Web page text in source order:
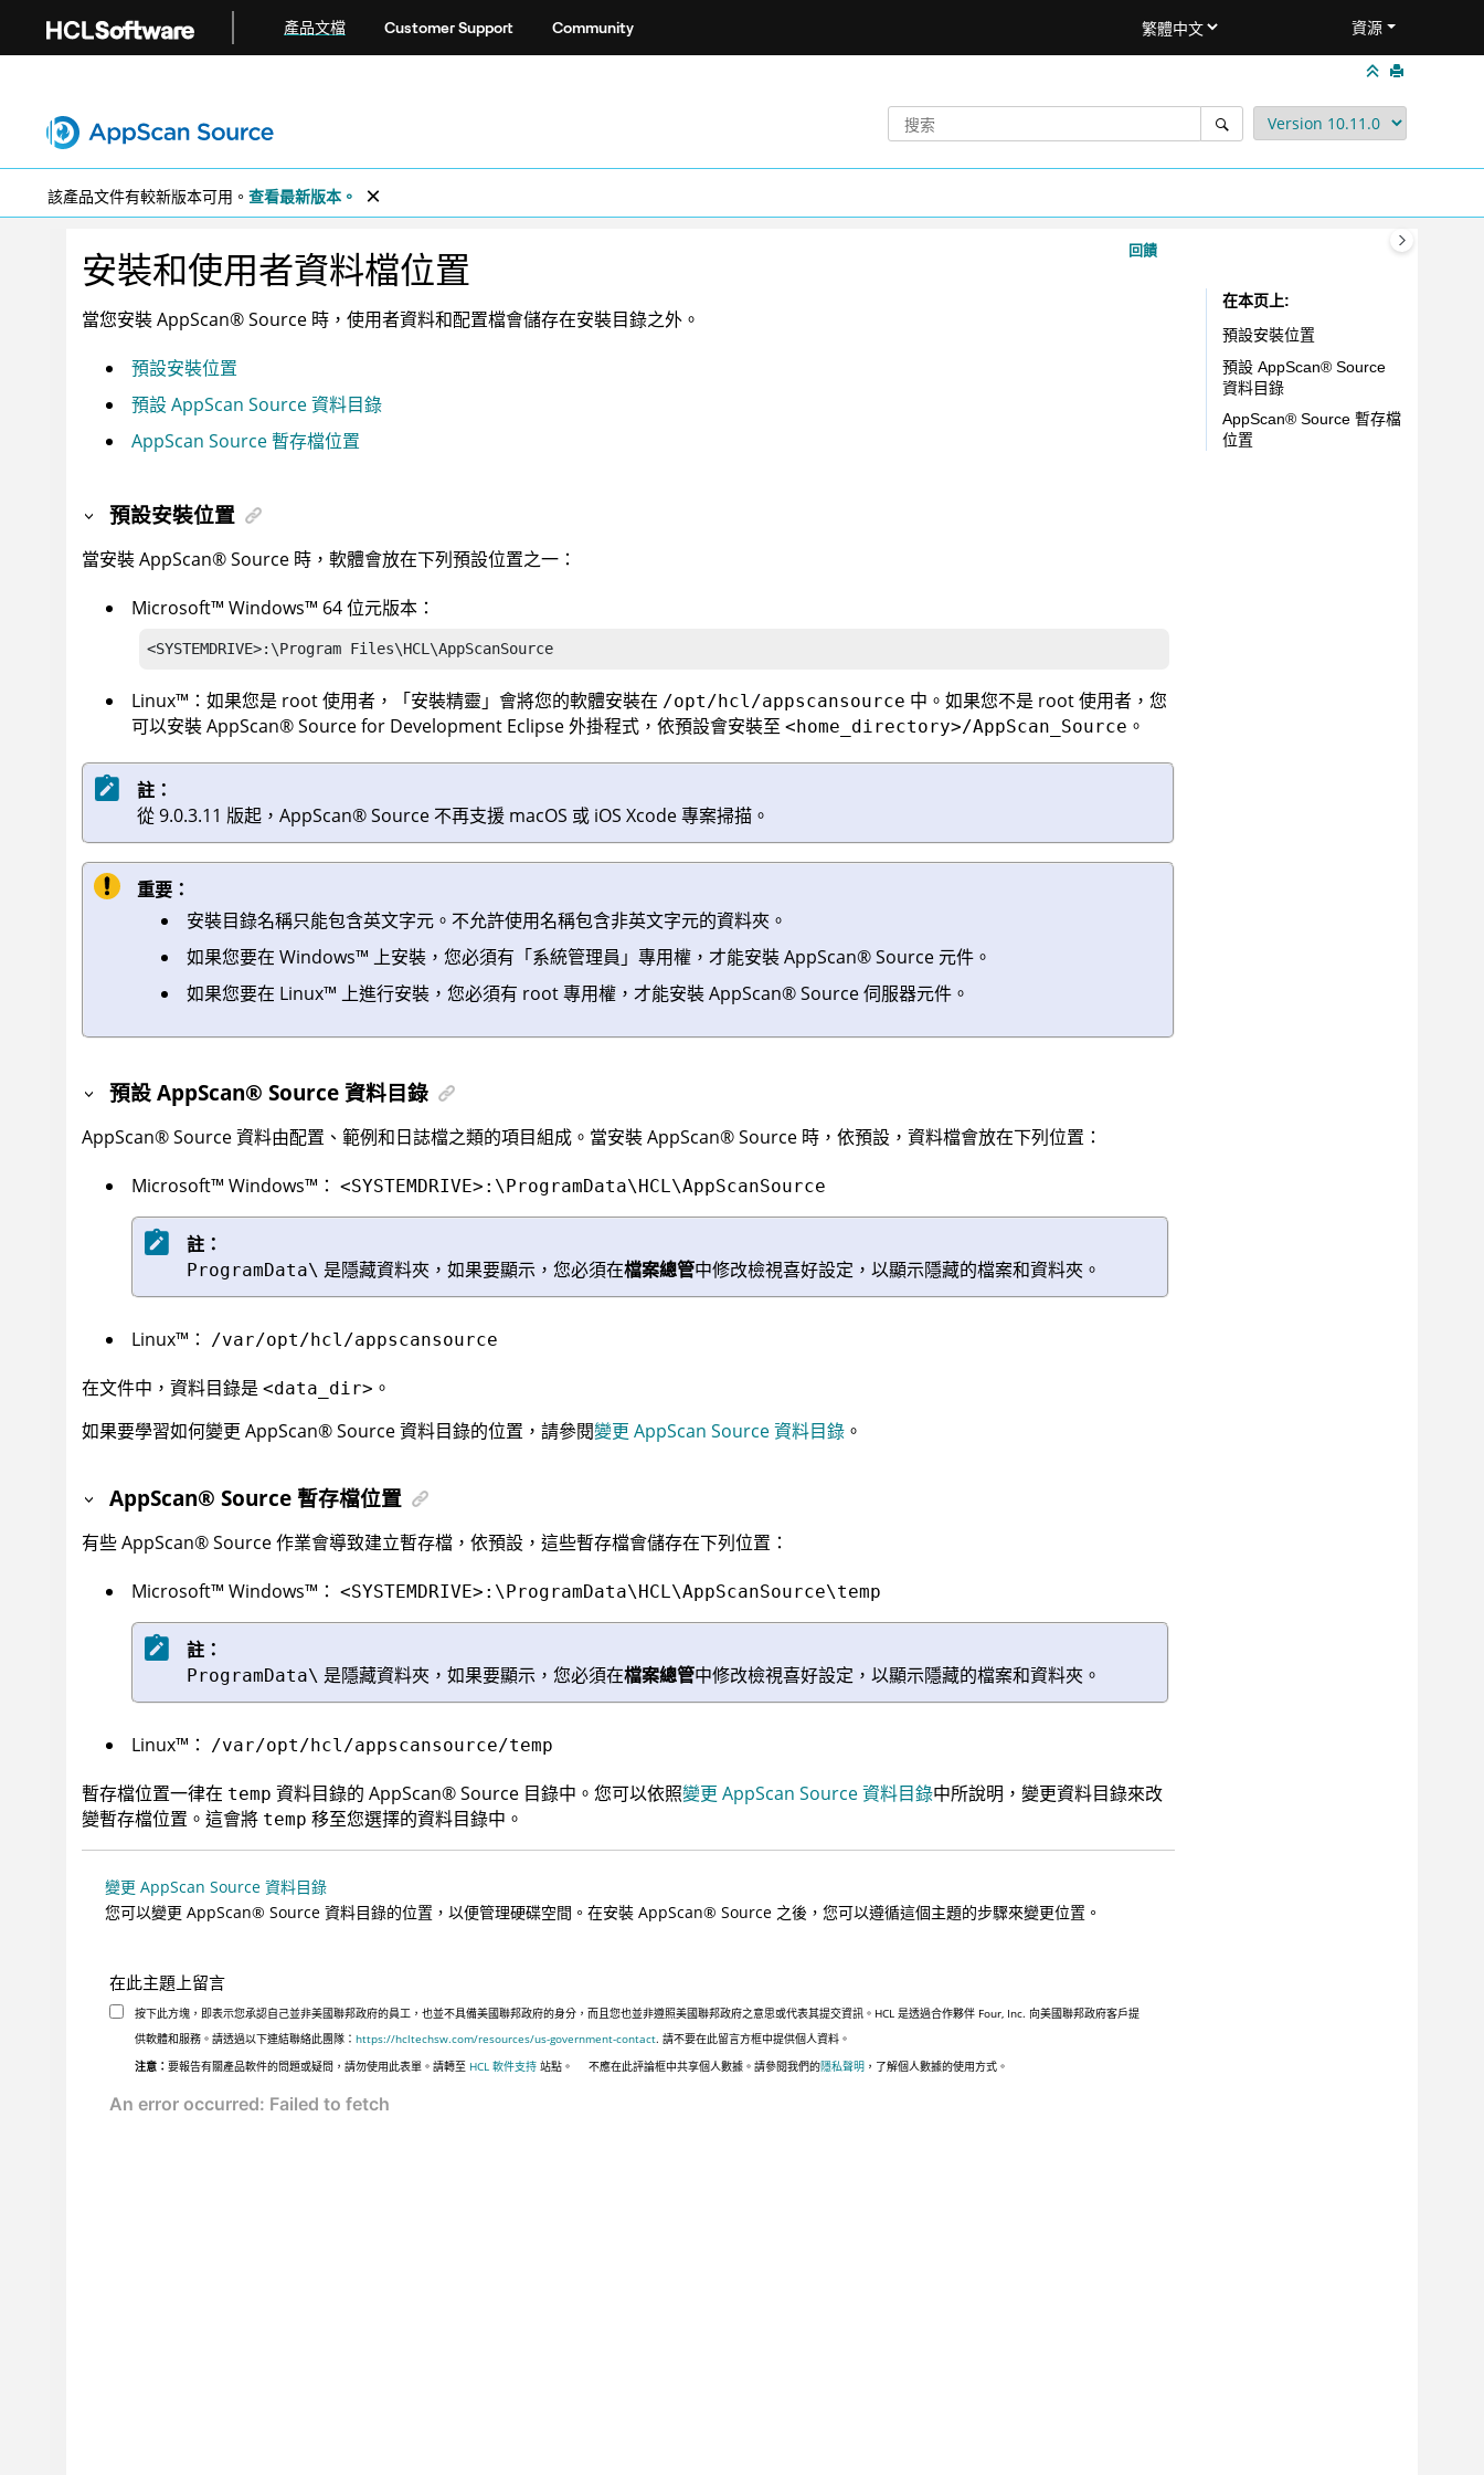
產品文檔 Customer Support Community 資源
該產品文件有較新版本可用。 查看最新版本。
回饋
安裝和使用者資料檔位置
當您安裝AppScan®Source 時，使用者資料和配置檔會儲存在安裝目錄之外。
預設安裝位置
預設 AppScan Source 資料目錄
AppScan Source 暫存檔位置
預設安裝位置
當安裝AppScan®Source 時，軟體會放在下列預設位置之一：
Microsoft™ Windows™ 64 位元版本：
<SYSTEMDRIVE>:\Program Files\HCL\AppScanSource
Linux™ ：如果您是 root 使用者，「安裝精靈」會將您的軟體安裝在 /opt/hcl/appscansource 中。如果您不是 root 使用者，您
可以安裝AppScan®Source for Development Eclipse 外掛程式，依預設會安裝至 <home_directory>/AppScan_Source 。
註：
從 9.0.3.11 版起， AppScan®Source 不再支援 macOS 或 iOS Xcode 專案掃描。
重要：
安裝目錄名稱只能包含英文字元。不允許使用名稱包含非英文字元的資料夾。
如果您要在 Windows™ 上安裝，您必須有「系統管理員」專用權，才能安裝AppScan®Source 元件。
如果您要在 Linux™ 上進行安裝，您必須有 root 專用權，才能安裝AppScan®Source伺服器元件。
預設AppScan® Source 資料目錄
AppScan®Source資料由配置、範例和日誌檔之類的項目組成。當安裝AppScan®Source 時，依預設，資料檔會放在下列位置：
Microsoft™ Windows™ ： <SYSTEMDRIVE>:\ProgramData\HCL\AppScanSource
註：
ProgramData\ 是隱藏資料夾，如果要顯示，您必須在檔案總管中修改檢視喜好設定，以顯示隱藏的檔案和資料夾。
Linux™ ： /var/opt/hcl/appscansource
在文件中，資料目錄是 <data_dir> 。
如果要學習如何變更 AppScan®Source資料目錄的位置，請參閱變更 AppScan Source 資料目錄 。
AppScan® Source 暫存檔位置
有些AppScan®Source作業會導致建立暫存檔，依預設，這些暫存檔會儲存在下列位置：
Microsoft™ Windows™ ： <SYSTEMDRIVE>:\ProgramData\HCL\AppScanSource\temp
註：
ProgramData\ 是隱藏資料夾，如果要顯示，您必須在檔案總管中修改檢視喜好設定，以顯示隱藏的檔案和資料夾。
Linux™ ： /var/opt/hcl/appscansource/temp
暫存檔位置一律在 temp 資料目錄的 AppScan®Source 目錄中。您可以依照變更 AppScan Source 資料目錄中所說明，變更資料目錄來改
變暫存檔位置。這會將 temp 移至您選擇的資料目錄中。
變更 AppScan Source 資料目錄
您可以變更 AppScan® Source 資料目錄的位置，以便管理硬碟空間。在安裝 AppScan® Source 之後，您可以遵循這個主題的步驟來變更位置。
在此主題上留言
按下此方塊，即表示您承認自己並非美國聯邦政府的員工，也並不具備美國聯邦政府的身分，而且您也並非遵照美國聯邦政府之意思或代表其提交資訊。HCL 是透過合作夥伴 Four, Inc. 向美國聯邦政府客戶提
供軟體和服務。請透過以下連結聯絡此團隊： https://hcltechsw.com/resources/us-government-contact. 請不要在此留言方框中提供個人資料。
注意： 要報告有關產品軟件的問題或疑問，請勿使用此表單。請轉至 HCL 軟件支持站點。 不應在此評論框中共享個人數據。請參閱我們的隱私聲明 ，了解個人數據的使用方式。
在本页上
預設安裝位置
預設 AppScan®Source
資料目錄
AppScan®Source暫存檔
位置